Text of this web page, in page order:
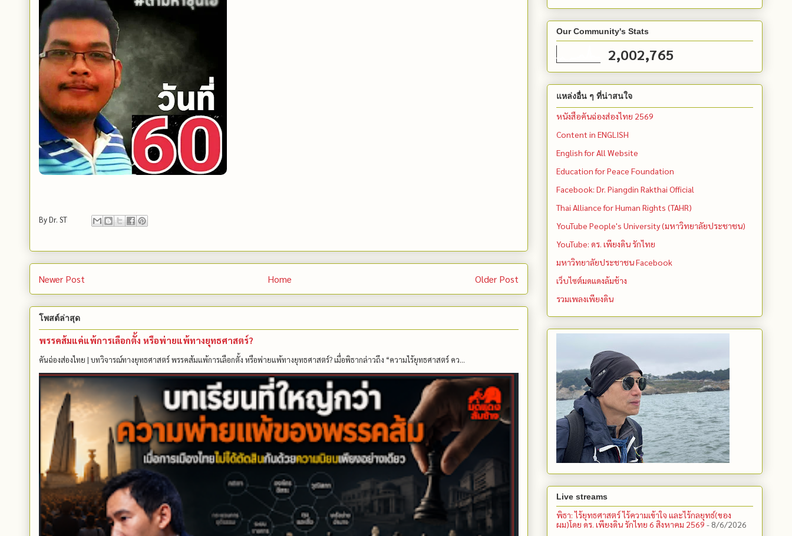
ByDr. ST
Newer Post Older Post
Home
โพสต์ล่าสุด
พรรคส้มแค่แพ้การเลือกตั้ง หรือพ่ายแพ้ทางยุทธศาสตร์?
คันฉ่องส่องไทย | บทวิจารณ์ทางยุทธศาสตร์ พรรคส้มแพ้การเลือกตั้ง หรือพ่ายแพ้ทางยุทธศาสตร์? เมื่อพิธากล่าวถึง “ความไร้ยุทธศาสตร์ คว...
Our Community's Stats
2,002,765
แหล่งอื่น ๆ ที่น่าสนใจ
หนังสือคันฉ่องส่องไทย 2569
Content in ENGLISH
English for All Website
Education for Peace Foundation
Facebook: Dr. Piangdin Rakthai Official
Thai Alliance for Human Rights (TAHR)
YouTube People's University (มหาวิทยาลัยประชาชน)
YouTube: ดร. เพียงดิน รักไทย
มหาวิทยาลัยประชาชน Facebook
เว็บไซต์มดแดงล้มช้าง
รวมเพลงเพียงดิน
Live streams
พิธา: ไร้ยุทธศาสตร์ ไร้ความเข้าใจ และไร้กลยุทธ์(ของ
ผม)โดย ดร. เพียงดิน รักไทย 6 สิงหาคม 2569 - 8/6/2026